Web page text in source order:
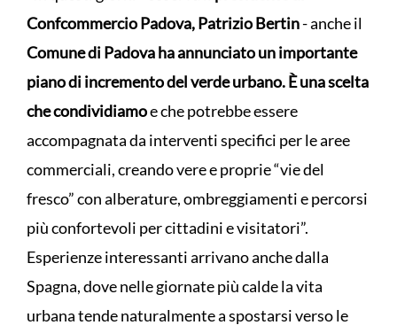
Confcommercio Padova, Patrizio Bertin- anche il
Comune di Padova ha annunciato un importante
piano di incremento del verde urbano. È una scelta
che condividiamoe che potrebbe essere
accompagnata da interventi specifici per le aree
commerciali, creando vere e proprie “vie del
fresco” con alberature, ombreggiamenti e percorsi
più confortevoli per cittadini e visitatori”.
Esperienze interessanti arrivano anche dalla
Spagna, dove nelle giornate più calde la vita
urbana tende naturalmente a spostarsi verso le